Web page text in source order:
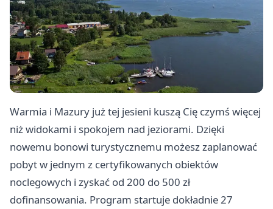
Warmia i Mazury już tej jesieni kuszą Cię czymś więcej
niż widokami i spokojem nad jeziorami. Dzięki
nowemu bonowi turystycznemu możesz zaplanować
pobyt w jednym z certyfikowanych obiektów
noclegowych i zyskać od 200 do 500 zł
dofinansowania. Program startuje dokładnie 27